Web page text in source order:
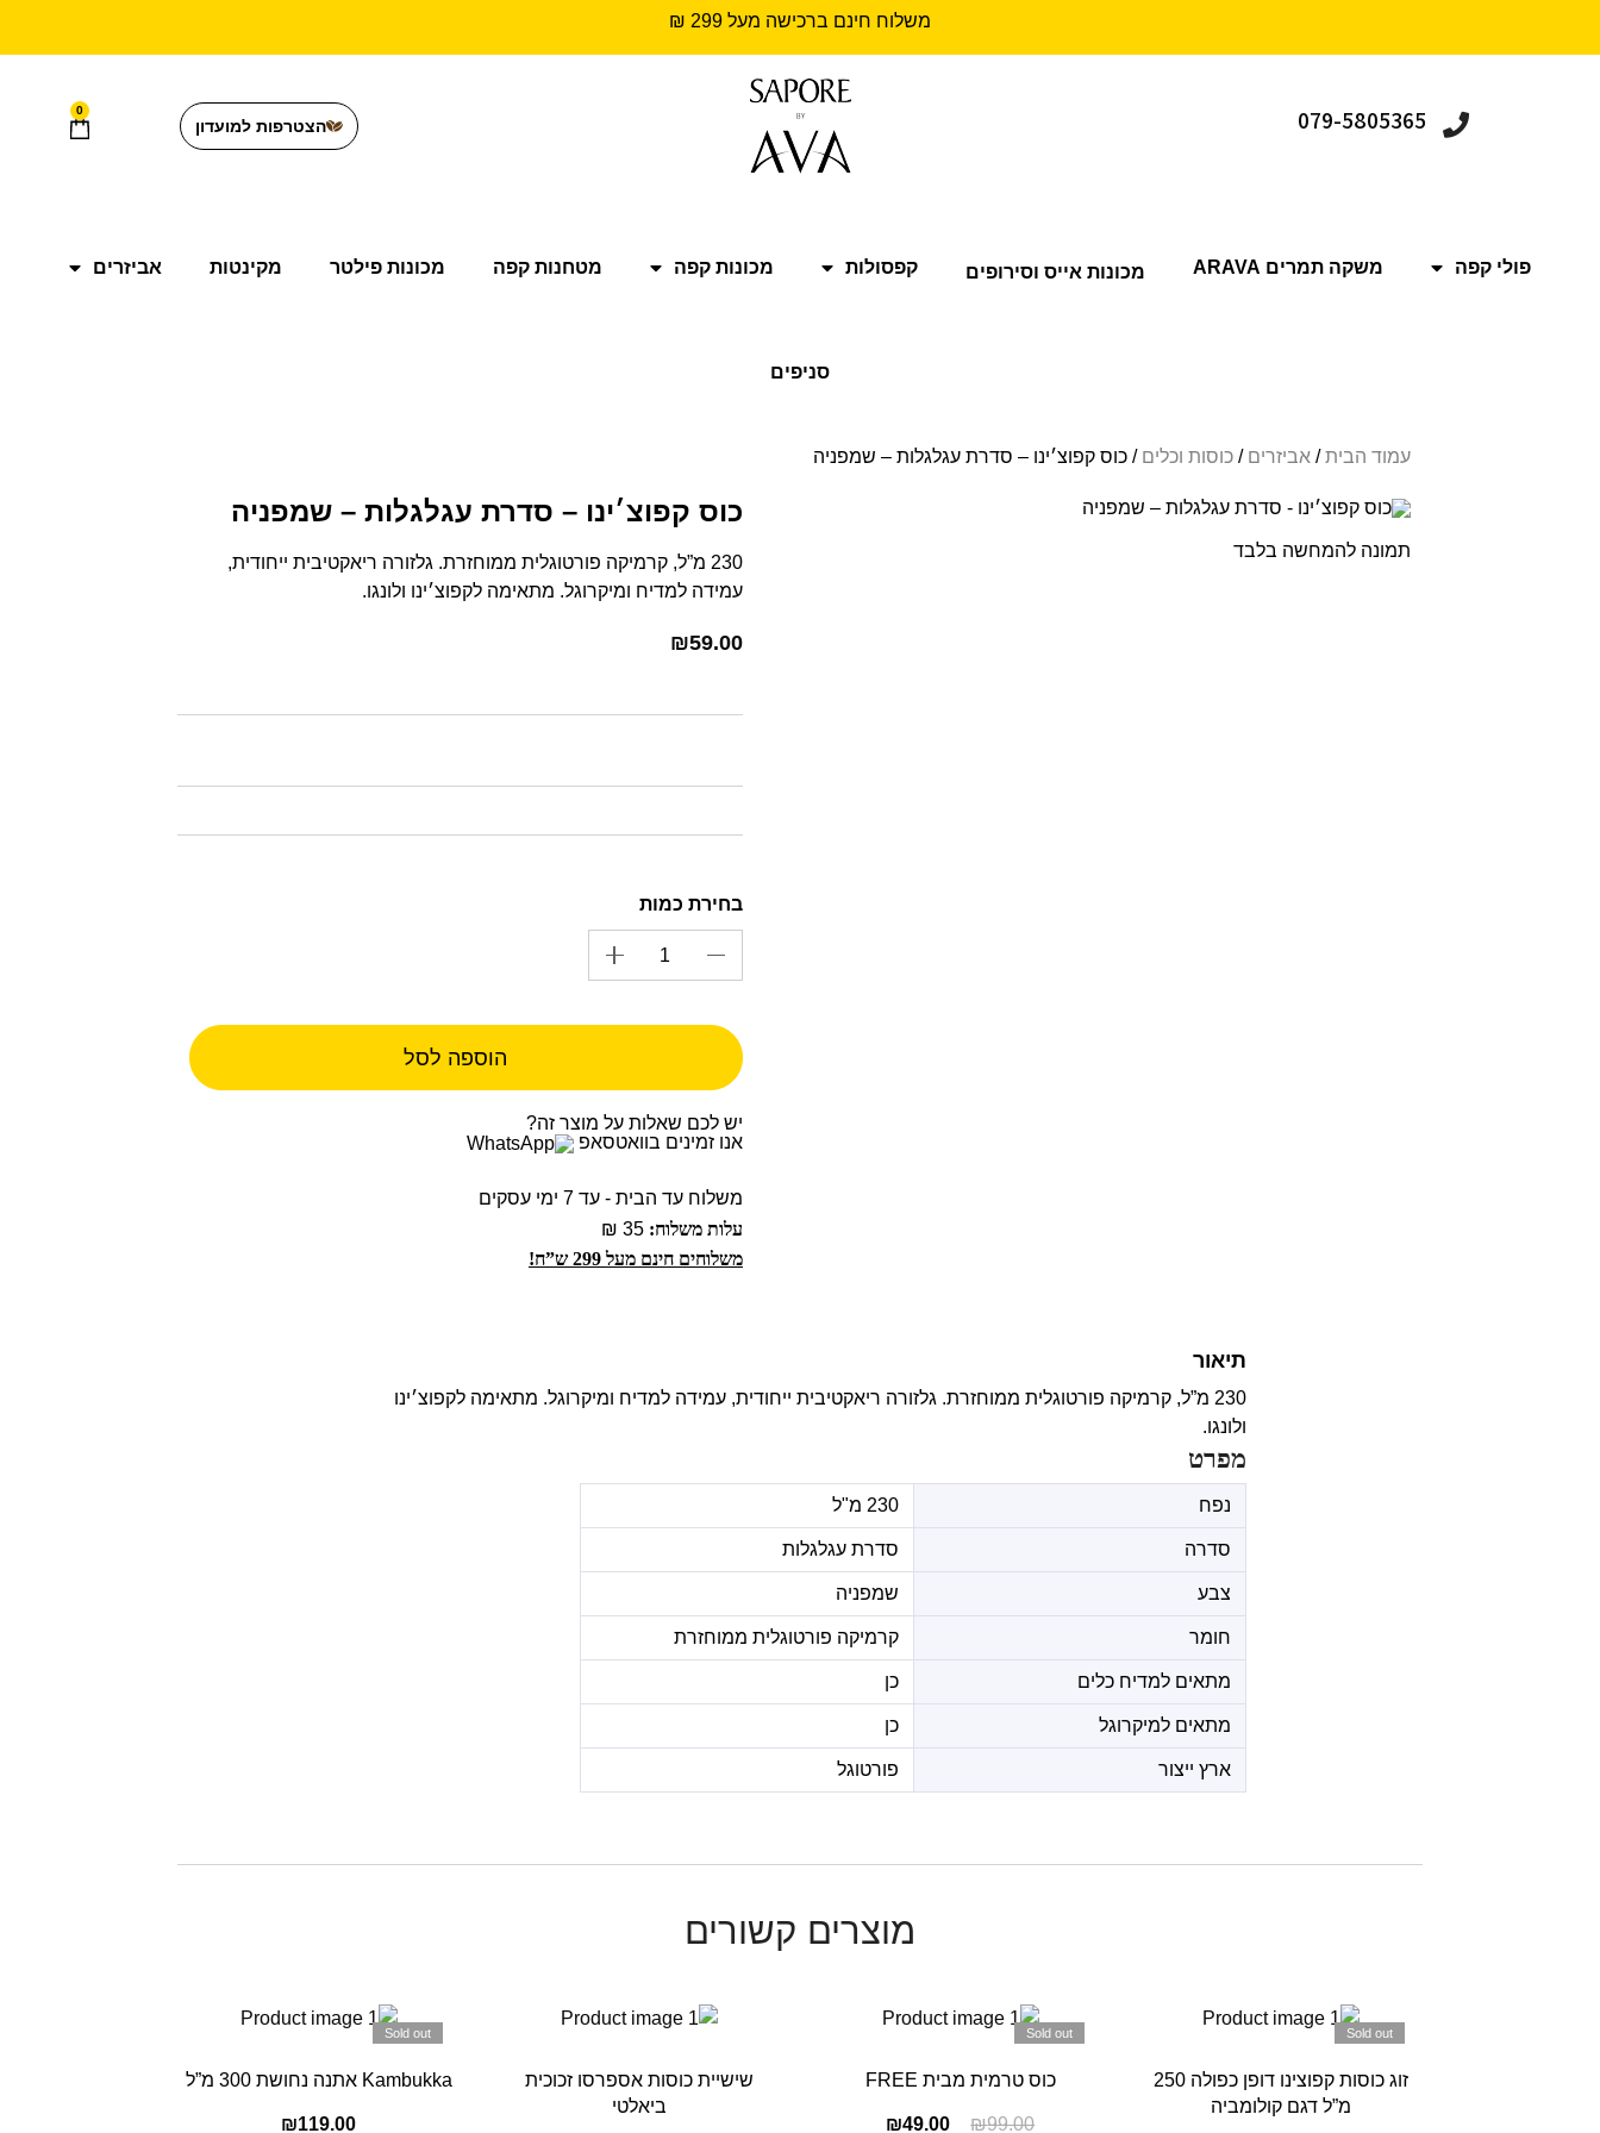
משלוח חינם ברכישה מעל 299 ₪
079-5805365 הצטרפות למועדון
0
פולי קפה משקה תמרים ARAVA מכונות אייס וסירופים קפסולות מכונות קפה מטחנות קפה מכונות פילטר מקינטות אביזרים
סניפים
עמוד הבית/ אביזרים / כוסות וכלים / כוס קפוצ׳ינו – סדרת עגלגלות – שמפניה
תמונה להמחשה בלבד
כוס קפוצ׳ינו – סדרת עגלגלות – שמפניה
230 מ”ל, קרמיקה פורטוגלית ממוחזרת. גלזורה ריאקטיבית ייחודית,
עמידה למדיח ומיקרוגל. מתאימה לקפוצ׳ינו ולונגו.
₪59.00
הוספה לסל
יש לכם שאלות על מוצר זה?
אנו זמינים בוואטסאפ
משלוח עד הבית - עד 7 ימי עסקים
עלות משלוח:
משלוחים חינם מעל 299 ש”ח!
תיאור
230 מ”ל, קרמיקה פורטוגלית ממוחזרת. גלזורה ריאקטיבית ייחודית, עמידה למדיח ומיקרוגל. מתאימה לקפוצ׳ינו
ולונגו.
מפרט
נפח 230 מ"ל
סדרה סדרת עגלגלות
צבע שמפניה
חומר קרמיקה פורטוגלית ממוחזרת
מתאים למדיח כלים כן
מתאים למיקרוגל כן
ארץ ייצור פורטוגל
מוצרים קשורים
Sold out
זוג כוסות קפוצינו דופן כפולה 250
מ”ל דגם קולומביה
Sold out
כוס טרמית מבית FREE
₪99.00
₪49.00
שישיית כוסות אספרסו זכוכית
ביאלטי
Sold out
Kambukka אתנה נחושת 300 מ”ל
₪119.00